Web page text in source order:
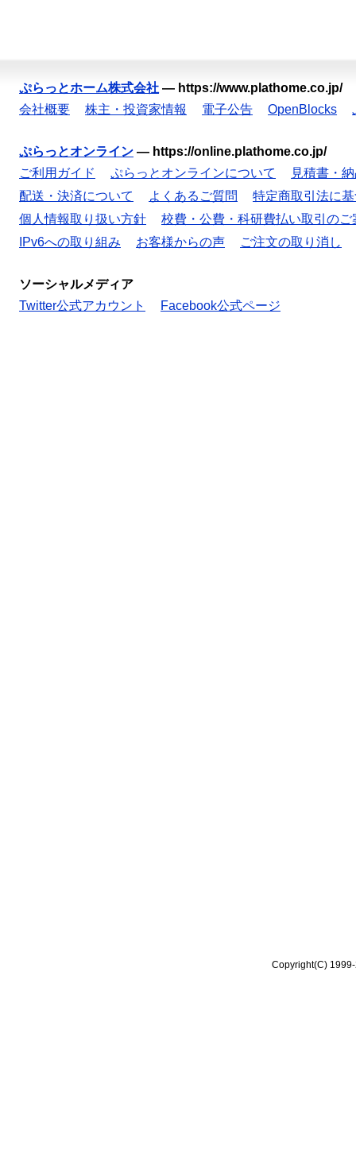
ぷらっとホーム株式会社 — https://www.plathome.co.jp/
会社概要
株主・投資家情報 電子公告 OpenBlocks
ぷらっとオンライン — https://online.plathome.co.jp/
ご利用ガイド
ぷらっとオンラインについて
見積書・
配送・決済について
よくあるご質問
特定商取引法に
個人情報取り扱い方針
校費・公費・科研費払い取引のご
IPv6への取り組み
お客様からの声 ご注文の取り消し
ソーシャルメディア
Twitter公式アカウント
Facebook公式ページ
Copyright(C)